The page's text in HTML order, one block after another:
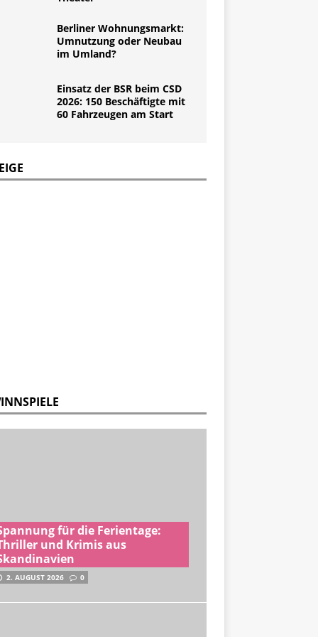
Berliner Wohnungsmarkt:
Umnutzung oder Neubau
im Umland?
Einsatz der BSR beim CSD
2026: 150 Beschäftigte mit
60 Fahrzeugen am Start
für die Ferientage:
und Krimis aus
2. AUGUST 2026 0